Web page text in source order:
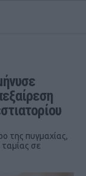
της πυγμαχίας,
σε